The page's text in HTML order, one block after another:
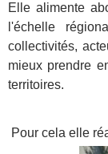
Elle alimente
l'échelle
collectivités,
mieux prendre
territoires.
Pour cela elle